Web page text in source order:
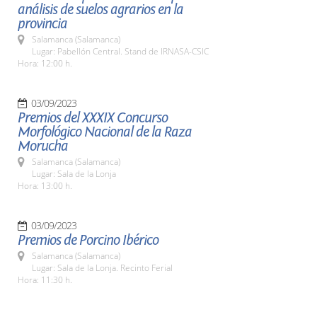
análisis de suelos agrarios en la
provincia
Salamanca (Salamanca)
Lugar: Pabellón Central. Stand de IRNASA-CSIC
Hora: 12:00 h.
03/09/2023
Premios del XXXIX Concurso
Morfológico Nacional de la Raza
Morucha
Salamanca (Salamanca)
Lugar: Sala de la Lonja
Hora: 13:00 h.
03/09/2023
Premios de Porcino Ibérico
Salamanca (Salamanca)
Lugar: Sala de la Lonja. Recinto Ferial
Hora: 11:30 h.